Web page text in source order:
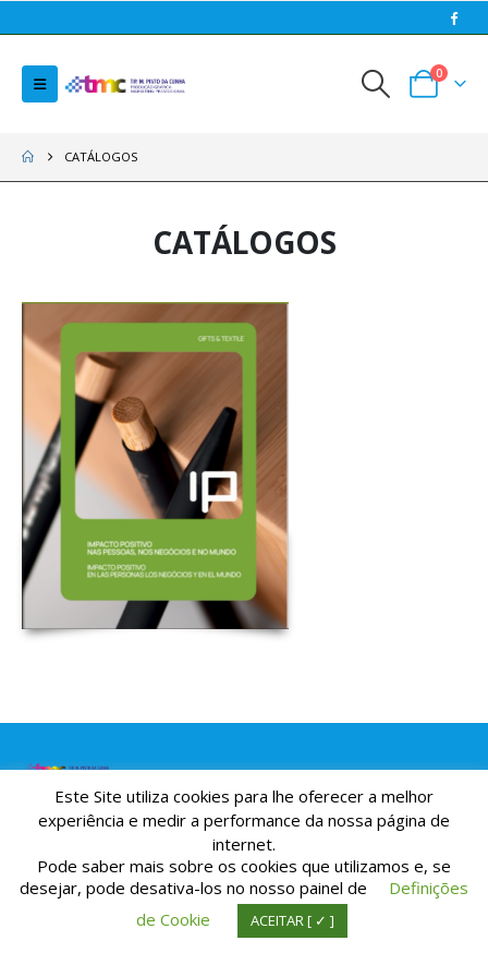
0
CATÁLOGOS
CATÁLOGOS
© Copyright TIpografia M. Pinto da Cunha Lda. All Rights Reserved. | Suporte:
IDnet.pt
Este Site utiliza cookies para lhe oferecer a melhor
experiência e medir a performance da nossa página de
internet.
Pode saber mais sobre os cookies que utilizamos e, se
desejar, pode desativa-los no nosso painel de
Definições
de Cookie
ACEITAR [ ✓ ]